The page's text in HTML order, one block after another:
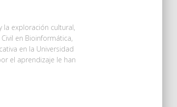
la exploración cultural,
en Bioinformática,
en la Universidad
el aprendizaje le han